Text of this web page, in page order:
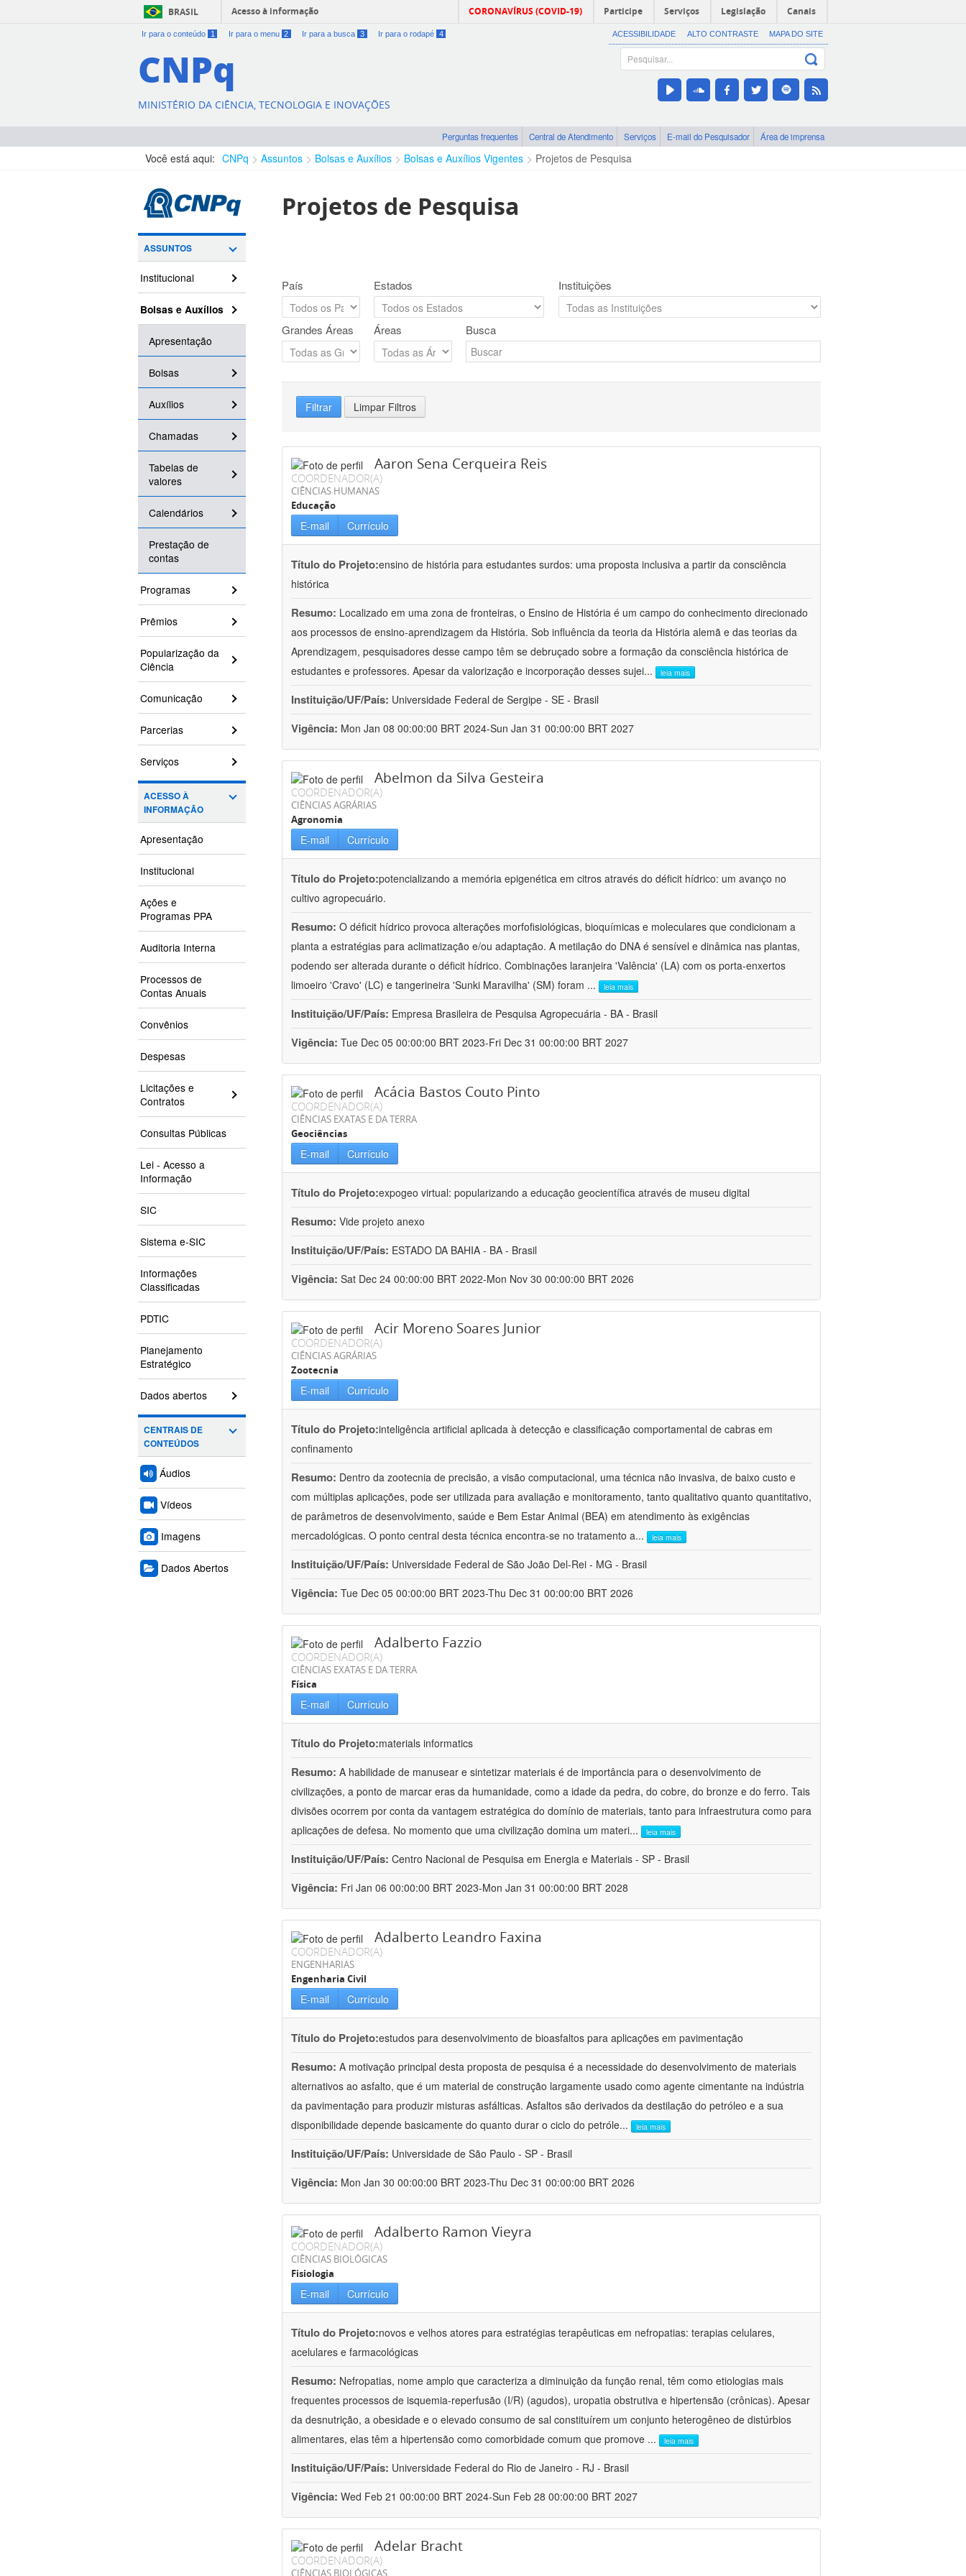
BRASIL Acesso à informação CORONAVÍRUS (COVID-19) Participe Serviços Legislação Canais
Ir para o conteúdo 1 Ir para o menu 2 Ir para a busca 3 Ir para o rodapé 4 ACESSIBILIDADE ALTO CONTRASTE MAPA DO SITE
CNPq
MINISTÉRIO DA CIÊNCIA, TECNOLOGIA E INOVAÇÕES
Perguntas frequentes Central de Atendimento Serviços E-mail do Pesquisador Área de imprensa
Você está aqui: CNPq Assuntos Bolsas e Auxílios Bolsas e Auxílios Vigentes Projetos de Pesquisa
ASSUNTOS
Institucional
Bolsas e Auxílios
Apresentação
Bolsas
Auxílios
Chamadas
Tabelas de
valores
Calendários
Prestação de
contas
Programas
Prêmios
Popularização da
Ciência
Comunicação
Parcerias
Serviços
ACESSO À
INFORMAÇÃO
Apresentação
Institucional
Ações e
Programas PPA
Auditoria Interna
Processos de
Contas Anuais
Convênios
Despesas
Licitações e
Contratos
Consultas Públicas
Lei - Acesso a
Informação
SIC
Sistema e-SIC
Informações
Classificadas
PDTIC
Planejamento
Estratégico
Dados abertos
CENTRAIS DE
CONTEÚDOS
Áudios
Vídeos
Imagens
Dados Abertos
Projetos de Pesquisa
País Estados Instituições
Grandes Áreas Áreas Busca
Filtrar Limpar Filtros
Aaron Sena Cerqueira Reis
COORDENADOR(A)
CIÊNCIAS HUMANAS
Educação
E-mail Currículo
Título do Projeto:ensino de história para estudantes surdos: uma proposta inclusiva a partir da consciência
histórica
Resumo: Localizado em uma zona de fronteiras, o Ensino de História é um campo do conhecimento direcionado
aos processos de ensino-aprendizagem da História. Sob influência da teoria da História alemã e das teorias da
Aprendizagem, pesquisadores desse campo têm se debruçado sobre a formação da consciência histórica de
estudantes e professores. Apesar da valorização e incorporação desses sujei... leia mais
Instituição/UF/País: Universidade Federal de Sergipe - SE - Brasil
Vigência: Mon Jan 08 00:00:00 BRT 2024-Sun Jan 31 00:00:00 BRT 2027
Abelmon da Silva Gesteira
COORDENADOR(A)
CIÊNCIAS AGRÁRIAS
Agronomia
E-mail Currículo
Título do Projeto:potencializando a memória epigenética em citros através do déficit hídrico: um avanço no
cultivo agropecuário.
Resumo: O déficit hídrico provoca alterações morfofisiológicas, bioquímicas e moleculares que condicionam a
planta a estratégias para aclimatização e/ou adaptação. A metilação do DNA é sensível e dinâmica nas plantas,
podendo ser alterada durante o déficit hídrico. Combinações laranjeira 'Valência' (LA) com os porta-enxertos
limoeiro 'Cravo' (LC) e tangerineira 'Sunki Maravilha' (SM) foram ... leia mais
Instituição/UF/País: Empresa Brasileira de Pesquisa Agropecuária - BA - Brasil
Vigência: Tue Dec 05 00:00:00 BRT 2023-Fri Dec 31 00:00:00 BRT 2027
Acácia Bastos Couto Pinto
COORDENADOR(A)
CIÊNCIAS EXATAS E DA TERRA
Geociências
E-mail Currículo
Título do Projeto:expogeo virtual: popularizando a educação geocientífica através de museu digital
Resumo: Vide projeto anexo
Instituição/UF/País: ESTADO DA BAHIA - BA - Brasil
Vigência: Sat Dec 24 00:00:00 BRT 2022-Mon Nov 30 00:00:00 BRT 2026
Acir Moreno Soares Junior
COORDENADOR(A)
CIÊNCIAS AGRÁRIAS
Zootecnia
E-mail Currículo
Título do Projeto:inteligência artificial aplicada à detecção e classificação comportamental de cabras em
confinamento
Resumo: Dentro da zootecnia de precisão, a visão computacional, uma técnica não invasiva, de baixo custo e
com múltiplas aplicações, pode ser utilizada para avaliação e monitoramento, tanto qualitativo quanto quantitativo,
de parâmetros de desenvolvimento, saúde e Bem Estar Animal (BEA) em atendimento às exigências
mercadológicas. O ponto central desta técnica encontra-se no tratamento a... leia mais
Instituição/UF/País: Universidade Federal de São João Del-Rei - MG - Brasil
Vigência: Tue Dec 05 00:00:00 BRT 2023-Thu Dec 31 00:00:00 BRT 2026
Adalberto Fazzio
COORDENADOR(A)
CIÊNCIAS EXATAS E DA TERRA
Física
E-mail Currículo
Título do Projeto:materials informatics
Resumo: A habilidade de manusear e sintetizar materiais é de importância para o desenvolvimento de
civilizações, a ponto de marcar eras da humanidade, como a idade da pedra, do cobre, do bronze e do ferro. Tais
divisões ocorrem por conta da vantagem estratégica do domínio de materiais, tanto para infraestrutura como para
aplicações de defesa. No momento que uma civilização domina um materi... leia mais
Instituição/UF/País: Centro Nacional de Pesquisa em Energia e Materiais - SP - Brasil
Vigência: Fri Jan 06 00:00:00 BRT 2023-Mon Jan 31 00:00:00 BRT 2028
Adalberto Leandro Faxina
COORDENADOR(A)
ENGENHARIAS
Engenharia Civil
E-mail Currículo
Título do Projeto:estudos para desenvolvimento de bioasfaltos para aplicações em pavimentação
Resumo: A motivação principal desta proposta de pesquisa é a necessidade do desenvolvimento de materiais
alternativos ao asfalto, que é um material de construção largamente usado como agente cimentante na indústria
da pavimentação para produzir misturas asfálticas. Asfaltos são derivados da destilação do petróleo e a sua
disponibilidade depende basicamente do quanto durar o ciclo do petróle... leia mais
Instituição/UF/País: Universidade de São Paulo - SP - Brasil
Vigência: Mon Jan 30 00:00:00 BRT 2023-Thu Dec 31 00:00:00 BRT 2026
Adalberto Ramon Vieyra
COORDENADOR(A)
CIÊNCIAS BIOLÓGICAS
Fisiologia
E-mail Currículo
Título do Projeto:novos e velhos atores para estratégias terapêuticas em nefropatias: terapias celulares,
acelulares e farmacológicas
Resumo: Nefropatias, nome amplo que caracteriza a diminuição da função renal, têm como etiologias mais
frequentes processos de isquemia-reperfusão (I/R) (agudos), uropatia obstrutiva e hipertensão (crônicas). Apesar
da desnutrição, a obesidade e o elevado consumo de sal constituírem um conjunto heterogêneo de distúrbios
alimentares, elas têm a hipertensão como comorbidade comum que promove ... leia mais
Instituição/UF/País: Universidade Federal do Rio de Janeiro - RJ - Brasil
Vigência: Wed Feb 21 00:00:00 BRT 2024-Sun Feb 28 00:00:00 BRT 2027
Adelar Bracht
COORDENADOR(A)
CIÊNCIAS BIOLÓGICAS